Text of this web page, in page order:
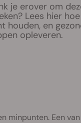
je erover om
Lees hier
houden, en
opleveren.
minpunten. Een